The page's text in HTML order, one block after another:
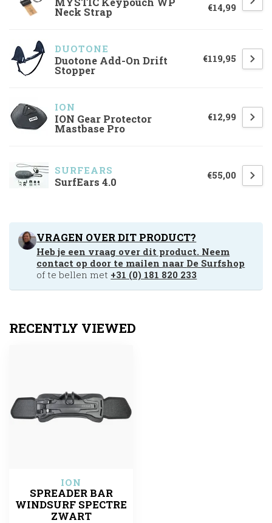
Neck Strap €14,99
DUOTONE
Duotone Add-On Drift
Stopper
€119,95
ION
ION Gear Protector
Mastbase Pro
€12,99
SURFEARS
SurfEars 4.0
€55,00
VRAGEN OVER DIT PRODUCT?
Heb je een vraag over dit product. Neem
contact op door te mailen naar De Surfshop
of te bellen met +31 (0) 181 820 233
RECENTLY VIEWED
ION
SPREADER BAR
WINDSURF SPECTRE
ZWART